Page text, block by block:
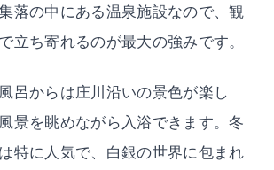
落の中にある温泉施設なので、観
立ち寄れるのが最大の強みです。
呂からは庄川沿いの景色が楽し
景を眺めながら入浴できます。冬
特に人気で、白銀の世界に包まれ